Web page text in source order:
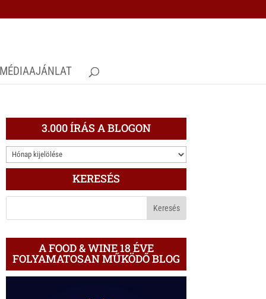
MÉDIAAJÁNLAT
3.000 ÍRÁS A BLOGON
3.000
ÍRÁS
BLOGON
KERESÉS
A FOOD & WINE 18 ÉVE
FOLYAMATOSAN MŰKÖDŐ BLOG